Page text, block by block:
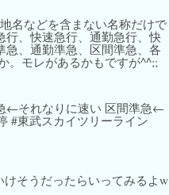
名などを含まない名称だけで
行、快速急行、通勤急行、快
、通勤準急、区間準急、各
。モレがあるかもですが^^;;
←それなりに速い 区間準急←
#東武スカイツリーライン
そうだったらいってみるよw